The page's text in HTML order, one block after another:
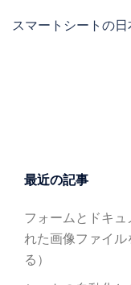
スマートシートの
最近の記事
フォームとドキ
れた画像ファイ
る）